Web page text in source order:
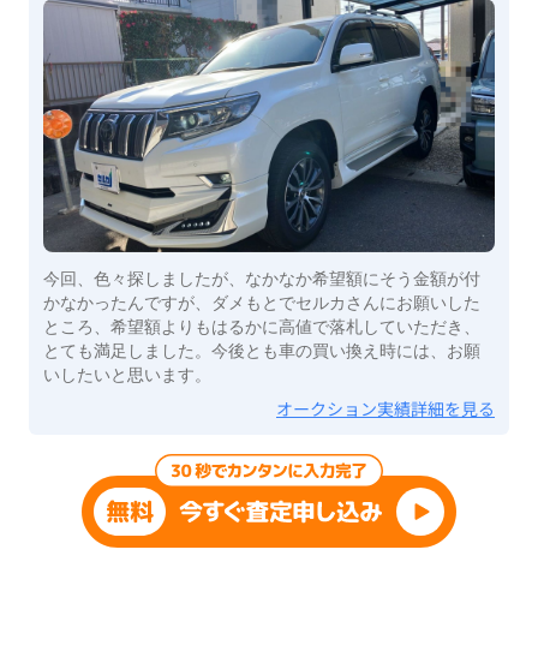
今回、色々探しましたが、なかなか希望額にそう金額が付
かなかったんですが、ダメもとでセルカさんにお願いした
ところ、希望額よりもはるかに高値で落札していただき、
とても満足しました。今後とも車の買い換え時には、お願
いしたいと思います。
オークション実績詳細を見る